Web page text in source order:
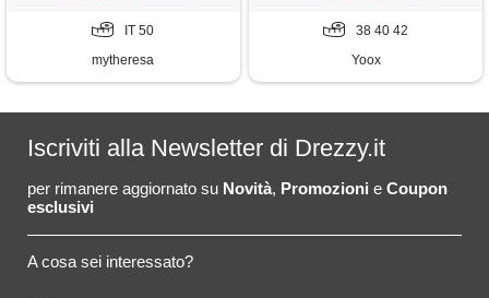
IT 50
mytheresa
38 40 42
Yoox
Iscriviti alla Newsletter di Drezzy.it
per rimanere aggiornato su Novità, Promozioni e Coupon
esclusivi
A cosa sei interessato?